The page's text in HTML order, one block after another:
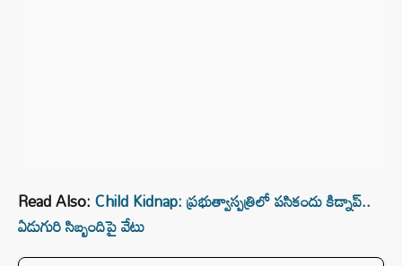
Read Also:Child Kidnap: ప్రభుత్వాస్పత్రిలో పసికందు కిడ్నాప్..
ఏడుగురి సిబ్బందిపై వేటు